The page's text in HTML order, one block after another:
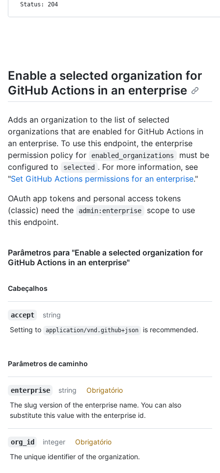
Status: 204
Enable a selected organization for
GitHub Actions in an enterprise
Adds an organization to the list of selected
organizations that are enabled for GitHub Actions in
an enterprise. To use this endpoint, the enterprise
permission policy for
enabled_organizations
must be
configured to
selected . For more information, see
"Set GitHub Actions permissions for an enterprise."
OAuth app tokens and personal access tokens
(classic) need the
admin:enterprise
scope to use
this endpoint.
Parâmetros para "Enable a selected organization for
GitHub Actions in an enterprise"
Cabeçalhos
Nome,
accept
string
Setting to
application/vnd.github+json is recommended.
Parâmetros de caminho
Nome,
enterprise string
Obrigatório
The slug version of the enterprise name. You can also
substitute this value with the enterprise id.
org_id integer
Obrigatório
The unique identifier of the organization.